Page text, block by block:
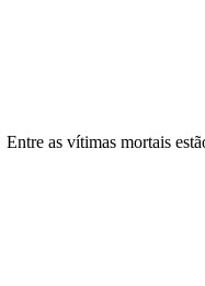
as vítimas mortais